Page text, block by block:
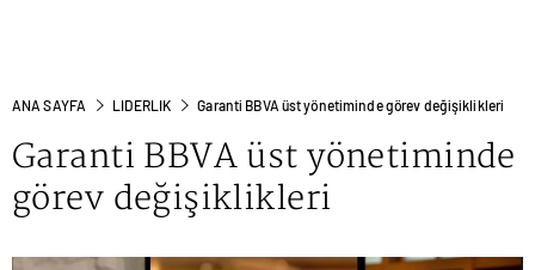
ANA SAYFA LIDERLIK Garanti BBVA üst yönetiminde görev değişiklikleri
Garanti BBVA üst yönetiminde
görev değişiklikleri